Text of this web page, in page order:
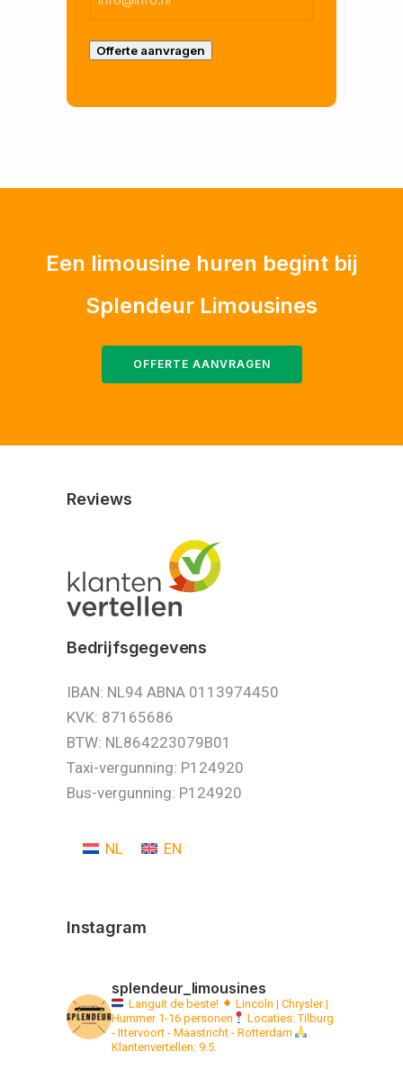
Offerte aanvragen
Een limousine huren begint bij
Splendeur Limousines
OFFERTE AANVRAGEN
Reviews
Bedrijfsgegevens
IBAN: NL94 ABNA 0113974450
KVK: 87165686
BTW: NL864223079B01
Taxi-vergunning: P124920
Bus-vergunning: P124920
NL EN
Instagram
splendeur_limousines
Languit de beste!
Lincoln | Chrysler |
Hummer 1-16 personen
Locaties: Tilburg
- Ittervoort - Maastricht - Rotterdam
Klantenvertellen: 9.5.